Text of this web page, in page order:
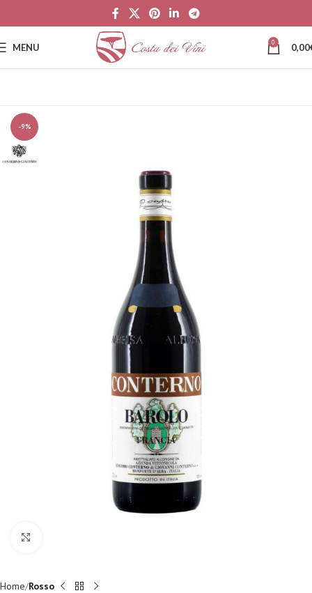
MENU 0 0,00
-9%
Home Rosso